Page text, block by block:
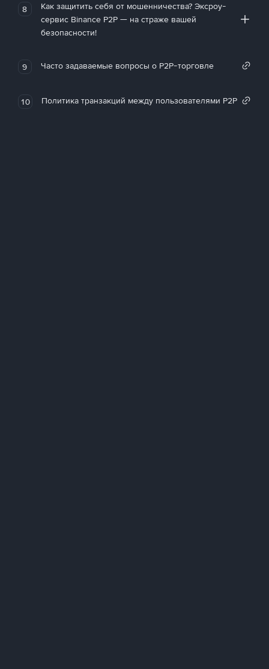
8
Как защитить себя от мошенничества? Эксроу-
сервис Binance P2P — на страже вашей
безопасности!
9 Часто задаваемые вопросы о P2P-торговле
10 Политика транзакций между пользователями P2P